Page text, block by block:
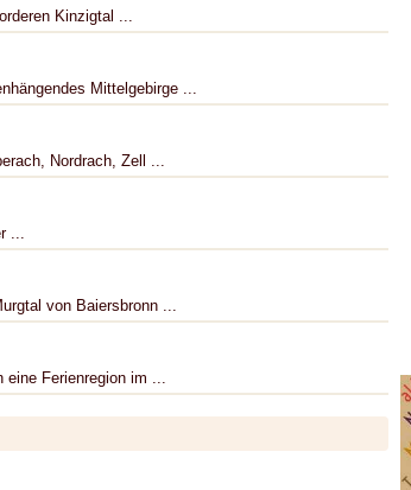
Kinzigtal ...
Mittelgebirge ...
Nordrach, Zell ...
...
von Baiersbronn ...
eine Ferienregion im ...